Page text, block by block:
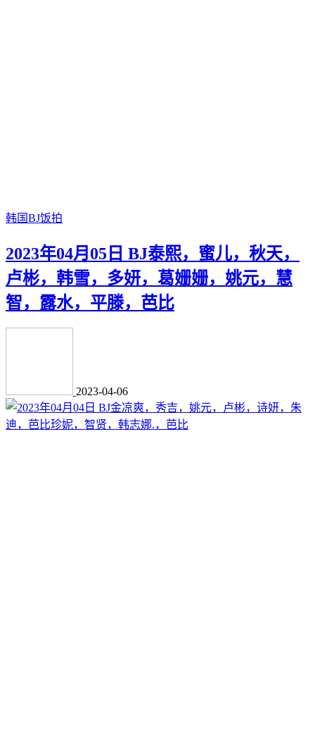
韩国BJ饭拍
2023年04月05日 BJ泰熙，蜜儿，秋天，
卢彬，韩雪，多妍，葛姗姗，姚元，慧
智，露水，平滕，芭比
2023-04-06